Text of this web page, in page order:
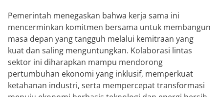
Pemerintah menegaskan bahwa kerja sama ini
mencerminkan komitmen bersama untuk membangun
masa depan yang tangguh melalui kemitraan yang
kuat dan saling menguntungkan. Kolaborasi lintas
sektor ini diharapkan mampu mendorong
pertumbuhan ekonomi yang inklusif, memperkuat
ketahanan industri, serta mempercepat transformasi